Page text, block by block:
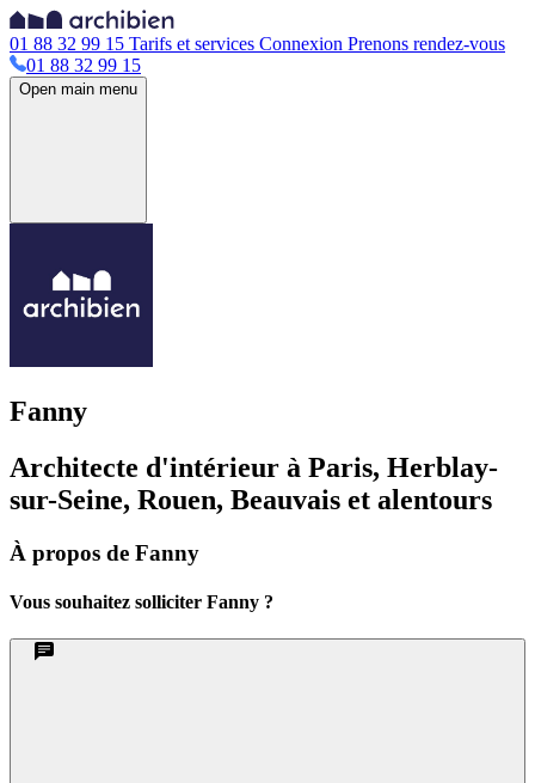
01 88 32 99 15 Tarifs et services Connexion Prenons rendez-vous
01 88 32 99 15
Open main menu
Fanny
Architecte d'intérieur à Paris, Herblay-
sur-Seine, Rouen, Beauvais et alentours
À propos de Fanny
Vous souhaitez solliciter Fanny ?